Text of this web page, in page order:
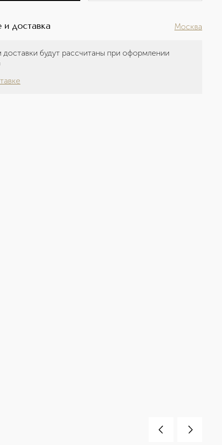
и доставка Москва
доставки будут рассчитаны при оформлении